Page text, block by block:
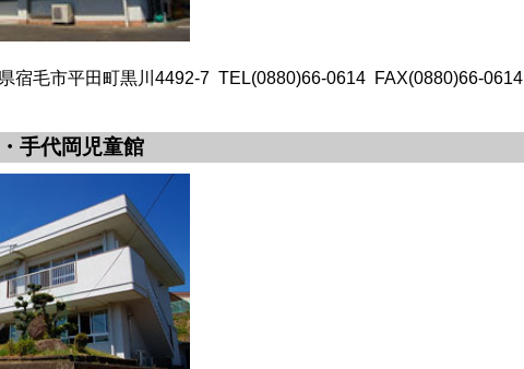
宿毛市平田町黒川4492-7 TEL(0880)66-0614 FAX(0880)66-0614
手代岡児童館